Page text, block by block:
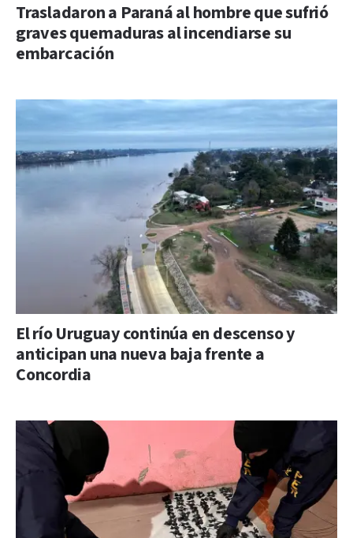
Trasladaron a Paraná al hombre que sufrió
graves quemaduras al incendiarse su
embarcación
El río Uruguay continúa en descenso y
anticipan una nueva baja frente a
Concordia